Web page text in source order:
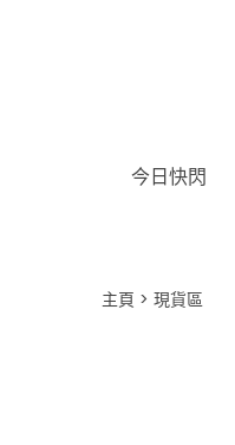
今日快閃
主頁 現貨區